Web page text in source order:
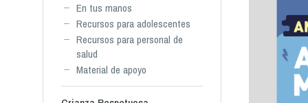
En tus manos
Recursos para adolescentes
Recursos para personal de
salud
Material de apoyo